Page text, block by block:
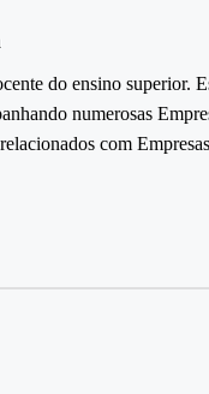
do ensino superior.
numerosas
com